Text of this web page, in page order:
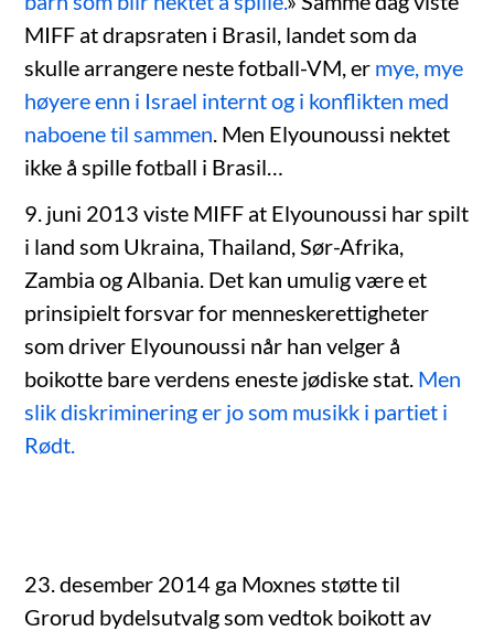
MIFF at drapsraten i Brasil, landet som da
skulle arrangere neste fotball-VM, er mye, mye
høyere enn i Israel internt og i konflikten med
naboene til sammen . Men Elyounoussi nektet
ikke å spille fotball i Brasil…
9. juni 2013 viste MIFF at Elyounoussi har spilt
i land som Ukraina, Thailand, Sør-Afrika,
Zambia og Albania. Det kan umulig være et
prinsipielt forsvar for menneskerettigheter
som driver Elyounoussi når han velger å
boikotte bare verdens eneste jødiske stat. Men
slik diskriminering er jo som musikk i partiet i
Rødt.
23. desember 2014 ga Moxnes støtte til
Grorud bydelsutvalg som vedtok boikott av